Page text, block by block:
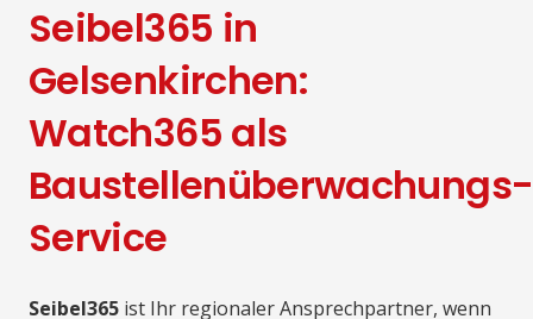
Seibel365 in
Gelsenkirchen:
Watch365 als
Baustellenüberwachungs-
Service
Seibel365 ist Ihr regionaler Ansprechpartner, wenn